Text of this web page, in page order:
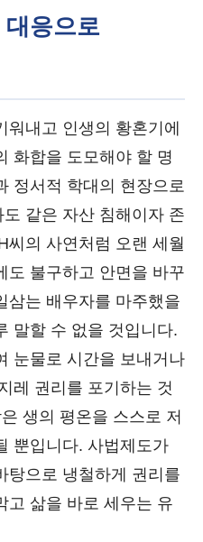
대응으로
내고 인생의 황혼기에
화합을 도모해야 할 명
정서적 학대의 현장으로
같은 자산 침해이자 존
씨의 사연처럼 오랜 세월
도 불구하고 안면을 바꾸
삼는 배우자를 마주했을
말할 수 없을 것입니다.
눈물로 시간을 보내거나
레 권리를 포기하는 것
생의 평온을 스스로 저
뿐입니다. 사법제도가
탕으로 냉철하게 권리를
고 삶을 바로 세우는 유